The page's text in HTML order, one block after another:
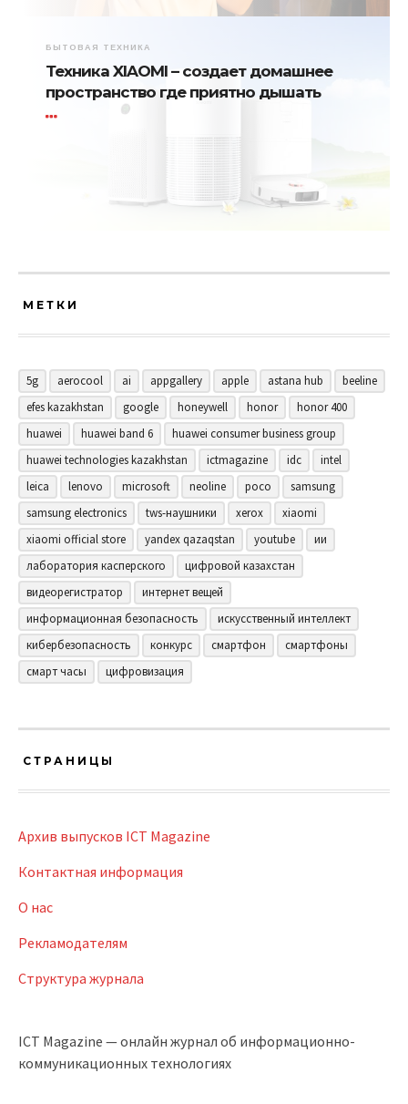
БЫТОВАЯ ТЕХНИКА
Техника XIAOMI – создает домашнее
пространство где приятно дышать
МЕТКИ
5g aerocool ai appgallery apple astana hub
beeline
efes kazakhstan
google honeywell honor
honor 400
huawei
huawei band 6
huawei consumer business group
huawei technologies kazakhstan
ictmagazine idc
intel
leica
lenovo microsoft neoline poco
samsung
samsung electronics
tws-наушники xerox
xiaomi
xiaomi official store
yandex qazaqstan youtube
ии
лаборатория касперского
цифровой казахстан
видеорегистратор
интернет вещей
информационная безопасность
искусственный интеллект
кибербезопасность
конкурс смартфон
смартфоны
смарт часы
цифровизация
СТРАНИЦЫ
Архив выпусков ICT Magazine
Контактная информация
О нас
Рекламодателям
Структура журнала
ICT Magazine — онлайн журнал об информационно-
коммуникационных технологиях